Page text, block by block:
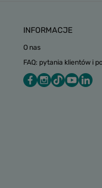
INFORMACJE
O nas
FAQ: pytania klientów i